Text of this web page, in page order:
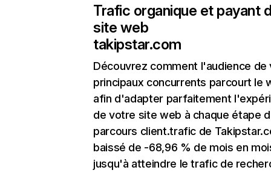
Trafic organique et payant
site web
takipstar.com
Découvrez comment l'audience de
principaux concurrents parcourt le
afin d'adapter parfaitement
de votre site web à chaque étape
parcours client.trafic de
baissé de -68,96 % de mois en
jusqu'à atteindre le trafic de